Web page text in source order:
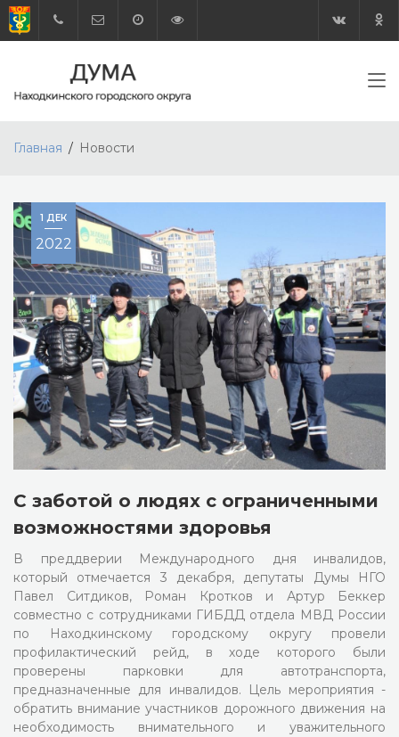
Главная Новости
С заботой о людях с ограниченными
возможностями здоровья
В преддверии Международного дня инвалидов,
который отмечается 3 декабря, депутаты Думы НГО
Павел Ситдиков, Роман Кротков и Артур Беккер
совместно с сотрудниками ГИБДД отдела МВД России
по Находкинскому городскому округу провели
профилактический рейд, в ходе которого были
проверены парковки для автотранспорта,
предназначенные для инвалидов. Цель мероприятия -
обратить внимание участников дорожного движения на
необходимость внимательного и уважительного
1 ДЕК
2022